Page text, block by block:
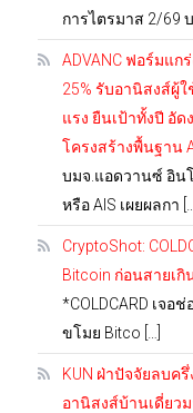
การไตรมาส 2/69 บ
ADVANC ฟอร์มแก
25% รับอานิสงส์ผู้
แรง ยืนเป้าทั้งปี อั
โครงสร้างพื้นฐาน
บมจ.แอดวานซ์ อินโ
หรือ AIS เผยผลกา […]
CryptoShot:
Bitcoin ก่อนสายเกิ
*COLDCARD เจอ
ขโมย Bitco […]
KUN ฝ่าปัจจัยลบค
อานิสงส์บ้านเดี่ยว